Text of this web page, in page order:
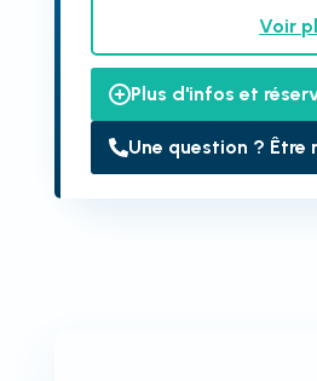
Voir
Plus d'infos et
Une question ? Être